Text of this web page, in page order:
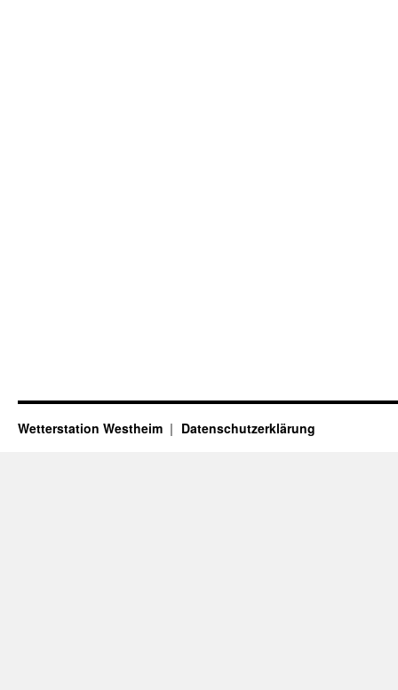
Wetterstation Westheim Datenschutzerklärung